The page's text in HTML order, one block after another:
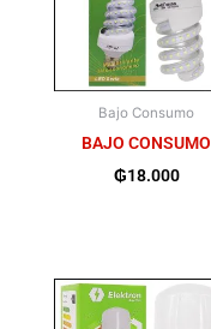
Bajo Consumo
BAJO CONSUMO
₲18.000